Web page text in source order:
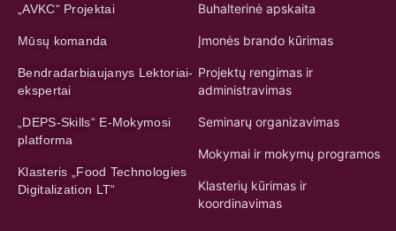
„AVKC“ Projektai
Mūsų komanda
Bendradarbiaujanys Lektoriai-
ekspertai
„DEPS-Skills“ E-Mokymosi
platforma
Klasteris „Food Technologies
Digitalization LT“
Buhalterinė apskaita
Įmonės brando kūrimas
Projektų rengimas ir
administravimas
Seminarų organizavimas
Mokymai ir mokymų programos
Klasterių kūrimas ir
koordinavimas